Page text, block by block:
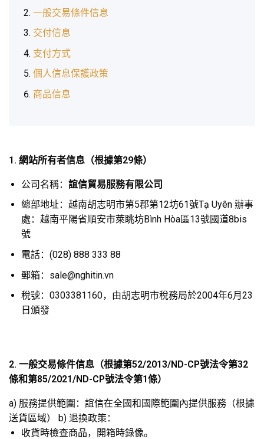
一般交易條件信息
交付信息
支付方式
個人信息保護政策
商品信息
1. 網站所有者信息（根據第29條）
公司名稱： 誼信貿易服務有限公司
總部地址：越南胡志明市第5郡第12坊61號Tạ Uyên 辦事
處：越南平陽省順安市萊眺坊Bình Hòa區13號國道8bis
號
電話：(028) 888 333 88
郵箱：sale@nghitin.vn
稅號：0303381160，由胡志明市稅務局於2004年6月23
日頒發
2. 一般交易條件信息（根據第52/2013/ND-CP號法令第32
條和第85/2021/ND-CP號法令第1條）
a) 服務提供範圍：誼信在全國和國際範圍內提供服務（根據
送貨區域） b) 退換政策：
收貨時檢查商品，開箱時錄像。